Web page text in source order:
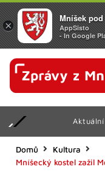
Domů
Kultura
Mníšecký kostel zažil
×
Mníšek
AppSisto
- In Google